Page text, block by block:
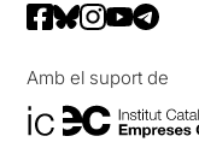
Amb el suport de